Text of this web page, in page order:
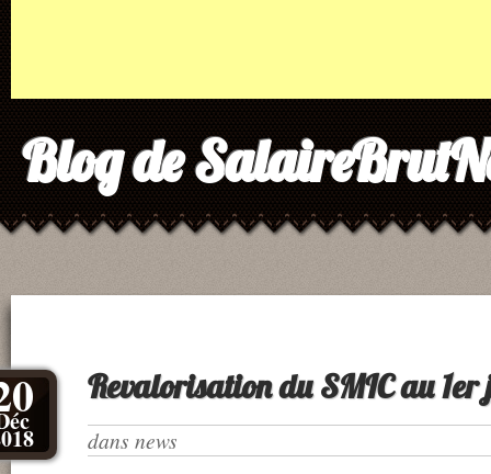
Blog de
Revalorisation du SMIC au 1er
dans news